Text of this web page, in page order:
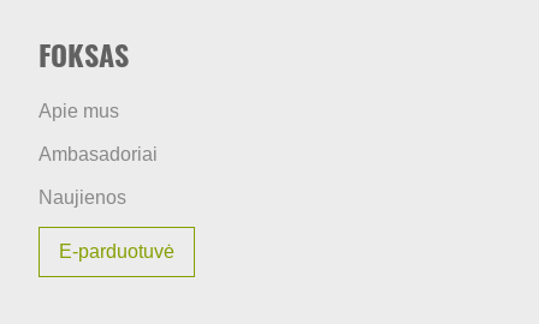
FOKSAS
Apie mus
Ambasadoriai
Naujienos
E-parduotuvė